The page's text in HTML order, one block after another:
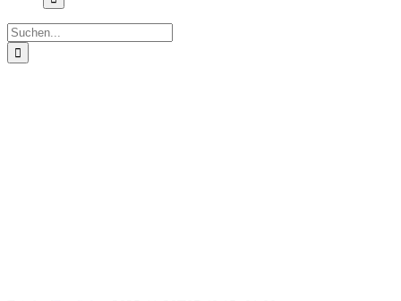
Suche
nach: